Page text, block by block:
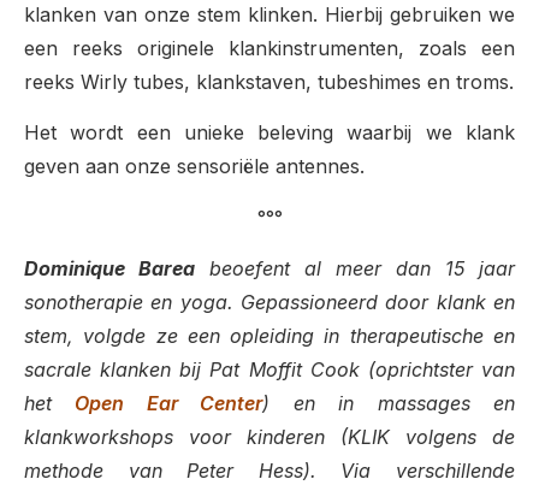
klanken van onze stem klinken. Hierbij gebruiken we
een reeks originele klankinstrumenten, zoals een
reeks Wirly tubes, klankstaven, tubeshimes en troms.
Het wordt een unieke beleving waarbij we klank
geven aan onze sensoriële antennes.
°°°
Dominique Barea beoefent al meer dan 15 jaar
sonotherapie en yoga. Gepassioneerd door klank en
stem, volgde ze een opleiding in therapeutische en
sacrale klanken bij Pat Moffit Cook (oprichtster van
het Open Ear Center) en in massages en
klankworkshops voor kinderen (KLIK volgens de
methode van Peter Hess). Via verschillende